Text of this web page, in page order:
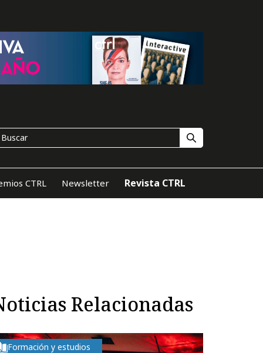
CTRL Newsletter Revista CTRL
Relacionadas
Formación y estudios